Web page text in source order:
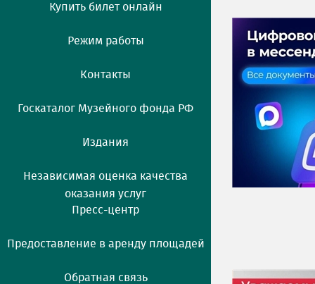
Купить билет онлайн
Режим работы
Контакты
Госкаталог Музейного фонда РФ
Издания
Независимая оценка качества
оказания услуг
Пресс-центр
Предоставление в аренду площадей
Обратная связь